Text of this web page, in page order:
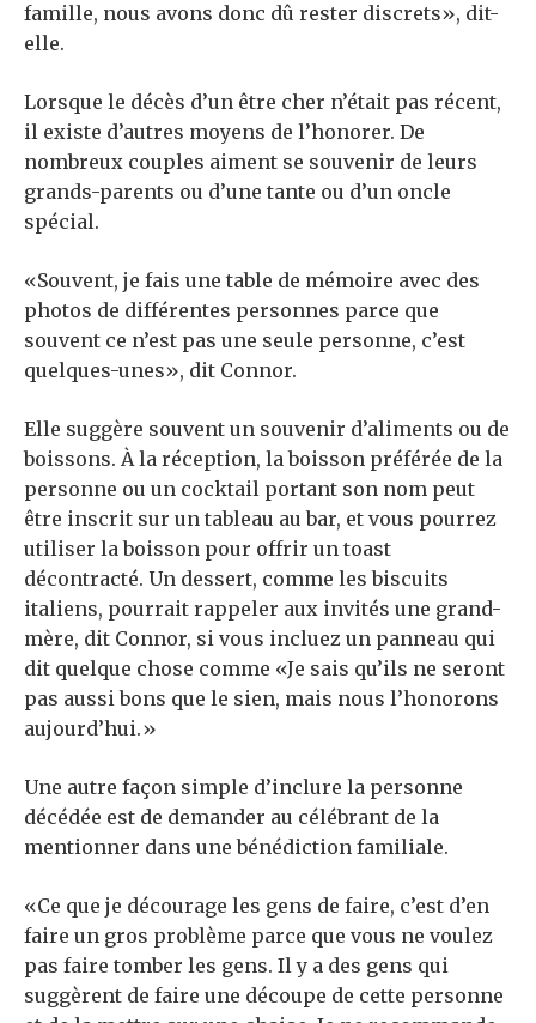
famille, nous avons donc dû rester discrets», dit-
elle.
Lorsque le décès d’un être cher n’était pas récent,
il existe d’autres moyens de l’honorer. De
nombreux couples aiment se souvenir de leurs
grands-parents ou d’une tante ou d’un oncle
spécial.
«Souvent, je fais une table de mémoire avec des
photos de différentes personnes parce que
souvent ce n’est pas une seule personne, c’est
quelques-unes», dit Connor.
Elle suggère souvent un souvenir d’aliments ou de
boissons. À la réception, la boisson préférée de la
personne ou un cocktail portant son nom peut
être inscrit sur un tableau au bar, et vous pourrez
utiliser la boisson pour offrir un toast
décontracté. Un dessert, comme les biscuits
italiens, pourrait rappeler aux invités une grand-
mère, dit Connor, si vous incluez un panneau qui
dit quelque chose comme «Je sais qu’ils ne seront
pas aussi bons que le sien, mais nous l’honorons
aujourd’hui.»
Une autre façon simple d’inclure la personne
décédée est de demander au célébrant de la
mentionner dans une bénédiction familiale.
«Ce que je décourage les gens de faire, c’est d’en
faire un gros problème parce que vous ne voulez
pas faire tomber les gens. Il y a des gens qui
suggèrent de faire une découpe de cette personne